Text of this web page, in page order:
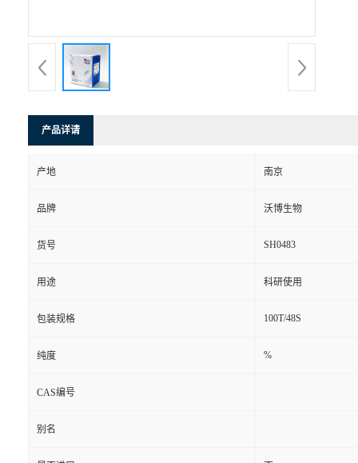
产品详请
产地 南京
品牌 沃博生物
货号 SH0483
用途 科研使用
包装规格 100T/48S
纯度 %
CAS编号
别名